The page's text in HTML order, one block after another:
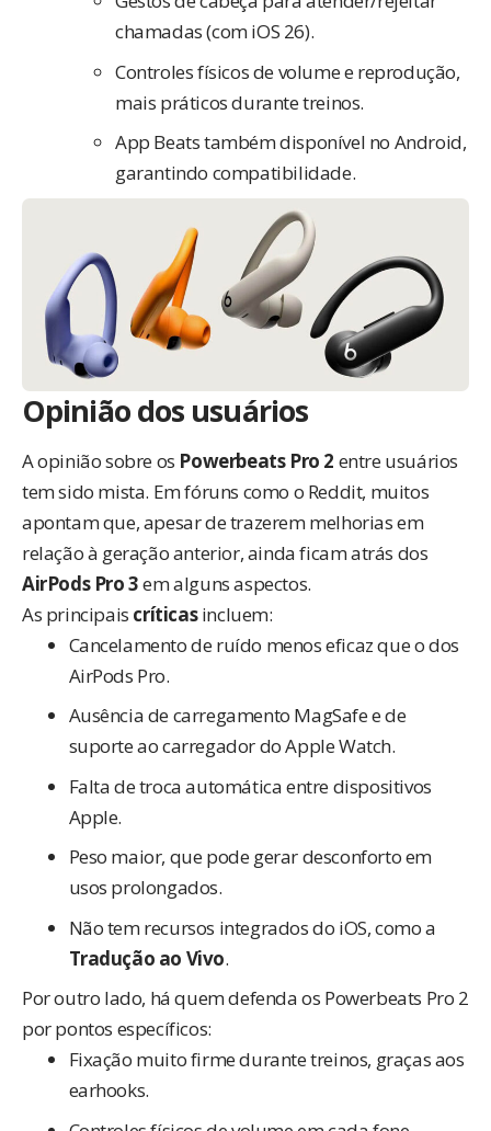
chamadas (com iOS 26).
Controles físicos de volume e reprodução,
mais práticos durante treinos.
App Beats também disponível no Android,
garantindo compatibilidade.
Opinião dos usuários
A opinião sobre os Powerbeats Pro 2 entre usuários
tem sido mista. Em fóruns como o Reddit, muitos
apontam que, apesar de trazerem melhorias em
relação à geração anterior, ainda ficam atrás dos
AirPods Pro 3em alguns aspectos.
As principais críticasincluem:
Cancelamento de ruído menos eficaz que o dos
AirPods Pro.
Ausência de carregamento MagSafe e de
suporte ao carregador do Apple Watch.
Falta de troca automática entre dispositivos
Apple.
Peso maior, que pode gerar desconforto em
usos prolongados.
Não tem recursos integrados do iOS, como a
Tradução ao Vivo.
Por outro lado, há quem defenda os Powerbeats Pro 2
por pontos específicos:
Fixação muito firme durante treinos, graças aos
earhooks.